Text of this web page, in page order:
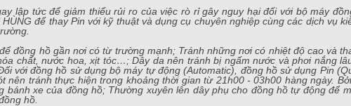
lập tức để giảm thiểu rủi ro của việc rò rỉ gây nguy hại đối với bộ máy
để thay Pin với kỹ thuật và dụng cụ chuyên nghiệp cùng các dịch vụ
đồng hồ gần nơi có từ trường mạnh; Tránh những nơi có nhiệt độ cao và
chất, nước hoa, xịt tóc…; Dây da nên tránh bị ngấm nước và phơi nắng
với đồng hồ sử dụng bộ máy tự động (Automatic), đồng hồ sử dụng Pin
nên tránh thực hiện trong khoảng thời gian từ 21h00 - 03h00 hàng ngày.
xe của đồng hồ; Thường xuyên lên dây phụ cho đồng hồ tự động để
hồ.